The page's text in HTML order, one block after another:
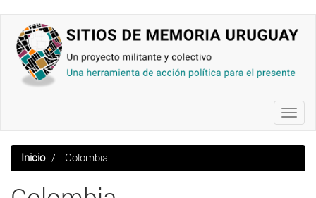
contenido
principal
Inicio Colombia